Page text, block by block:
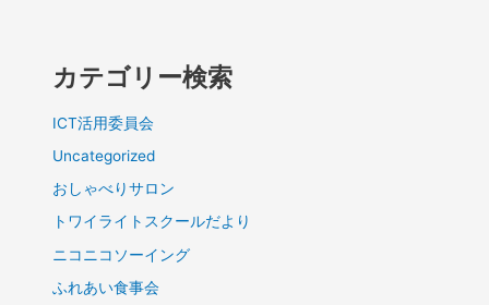
カテゴリー検索
ICT活用委員会
Uncategorized
おしゃべりサロン
トワイライトスクールだより
ニコニコソーイング
ふれあい食事会